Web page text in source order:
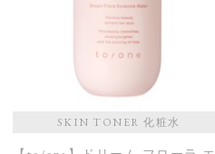
SKIN TONER 化粧水